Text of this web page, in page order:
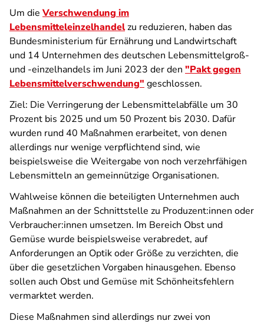
Um die Verschwendung im
Lebensmitteleinzelhandelzu reduzieren, haben das
Bundesministerium für Ernährung und Landwirtschaft
und 14 Unternehmen des deutschen Lebensmittelgroß-
und -einzelhandels im Juni 2023 der den "Pakt gegen
Lebensmittelverschwendung" geschlossen.
Ziel: Die Verringerung der Lebensmittelabfälle um 30
Prozent bis 2025 und um 50 Prozent bis 2030. Dafür
wurden rund 40 Maßnahmen erarbeitet, von denen
allerdings nur wenige verpflichtend sind, wie
beispielsweise die Weitergabe von noch verzehrfähigen
Lebensmitteln an gemeinnützige Organisationen.
Wahlweise können die beteiligten Unternehmen auch
Maßnahmen an der Schnittstelle zu Produzent:innen oder
Verbraucher:innen umsetzen. Im Bereich Obst und
Gemüse wurde beispielsweise verabredet, auf
Anforderungen an Optik oder Größe zu verzichten, die
über die gesetzlichen Vorgaben hinausgehen. Ebenso
sollen auch Obst und Gemüse mit Schönheitsfehlern
vermarktet werden.
Diese Maßnahmen sind allerdings nur zwei von